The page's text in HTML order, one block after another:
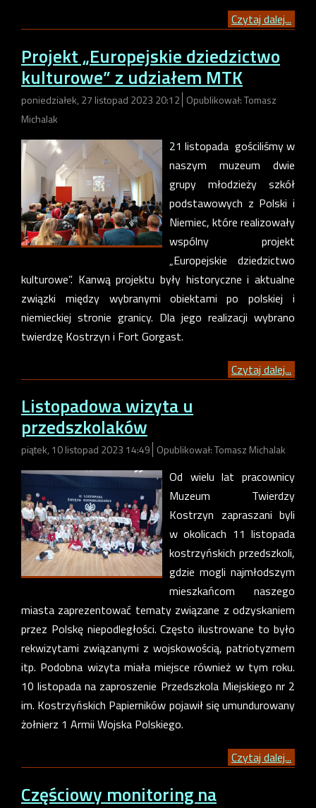
Czytaj dalej...
Projekt „Europejskie dziedzictwo
kulturowe” z udziałem MTK
poniedziałek, 27 listopad 2023 20:12 Opublikował: Tomasz
Michalak
21 listopada gościliśmy w
naszym muzeum dwie
grupy młodzieży szkół
podstawowych z Polski i
Niemiec, które realizowały
wspólny projekt
„Europejskie dziedzictwo
kulturowe”. Kanwą projektu były historyczne i aktualne
związki między wybranymi obiektami po polskiej i
niemieckiej stronie granicy. Dla jego realizacji wybrano
twierdzę Kostrzyn i Fort Gorgast.
Czytaj dalej...
Listopadowa wizyta u
przedszkolaków
piątek, 10 listopad 2023 14:49 Opublikował: Tomasz Michalak
Od wielu lat pracownicy
Muzeum Twierdzy
Kostrzyn zapraszani byli
w okolicach 11 listopada
kostrzyńskich przedszkoli,
gdzie mogli najmłodszym
mieszkańcom naszego
miasta zaprezentować tematy związane z odzyskaniem
przez Polskę niepodległości. Często ilustrowane to było
rekwizytami związanymi z wojskowością, patriotyzmem
itp. Podobna wizyta miała miejsce również w tym roku.
10 listopada na zaproszenie Przedszkola Miejskiego nr 2
im. Kostrzyńskich Papierników pojawił się umundurowany
żołnierz 1 Armii Wojska Polskiego.
Czytaj dalej...
Częściowy monitoring na